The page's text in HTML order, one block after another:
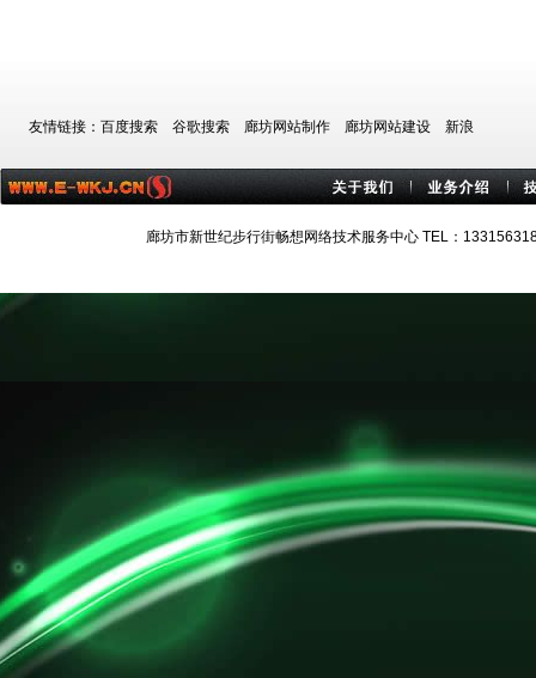
友情链接： 百度搜索 谷歌搜索 廊坊网站制作 廊坊网站建设 新浪
廊坊市新世纪步行街畅想网络技术服务中心 TEL：